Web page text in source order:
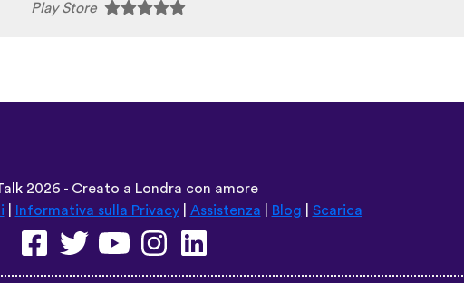
Play Store
Naviga su questo sito in:
Deutsch Español Italiano